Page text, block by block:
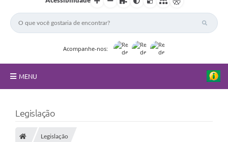
Acompanhe-nos:
MENU
Principal
Nossa Cidade
Legislação
Legislação